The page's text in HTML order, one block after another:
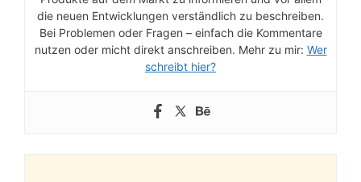
die neuen Entwicklungen verständlich zu beschreiben.
Bei Problemen oder Fragen – einfach die Kommentare
nutzen oder micht direkt anschreiben. Mehr zu mir: Wer
schreibt hier?